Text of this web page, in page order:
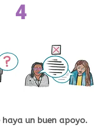
4
haya un buen apoyo.